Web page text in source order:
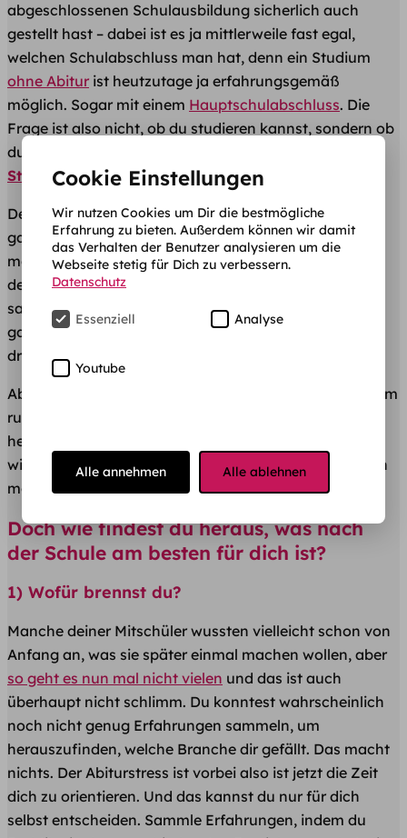
abgeschlossenen Schulausbildung sicherlich auch
gestellt hast – dabei ist es ja mittlerweile fast egal,
welchen Schulabschluss man hat, denn ein Studium
ohne Abitur ist heutzutage ja erfahrungsgemäß
möglich. Sogar mit einem Hauptschulabschluss. Die
Frage ist also nicht, ob du studieren kannst, sondern ob
du studieren willst und wenn ja,
Studienwahlzu beachten ist.
Dein Kopf quirlt wahrscheinlich schon über von den
ganzen Fragen, die du dir selber stellst. Doch die
meisten kannst du gar nicht selbst beantworten. Wie
denn auch? Du hast ja nicht mal genug Erfahrungen
sammeln können, schließlich musstest du ja fast dein
ganzes bisheriges Leben diese blöde Schulbank
drücken.
Aber jetzt ist es soweit, und du kommst auch nicht drum
rum. Früher oder später musst du für dich selbst
herausfinden, was du mit deinem Leben anfangen
willst, wie und in welchem Bereich du dich weiterbilden
möchtest.
Doch wie findest du heraus, was nach
der Schule am besten für dich ist?
1) Wofür brennst du?
Manche deiner Mitschüler wussten vielleicht schon von
Anfang an, was sie später einmal machen wollen, aber
so geht es nun mal nicht vielen und das ist auch
überhaupt nicht schlimm. Du konntest wahrscheinlich
noch nicht genug Erfahrungen sammeln, um
herauszufinden, welche Branche dir gefällt. Das macht
nichts. Der Abiturstress ist vorbei also ist jetzt die Zeit
dich zu orientieren. Und das kannst du nur für dich
selbst entscheiden. Sammle Erfahrungen, indem du
Cookie Einstellungen
Wir nutzen Cookies um Dir die bestmögliche
Erfahrung zu bieten. Außerdem können wir damit
das Verhalten der Benutzer analysieren um die
Webseite stetig für Dich zu verbessern.
Datenschutz
Essenziell Analyse
Youtube
Alle annehmen Alle ablehnen